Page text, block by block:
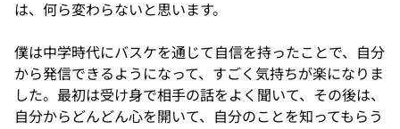
は、何ら変わらないと思います。
僕は中学時代にバスケを通じて自信を持ったことで、自分
から発信できるようになって、すごく気持ちが楽になりま
した。最初は受け身で相手の話をよく聞いて、その後は、
自分からどんどん心を開いて、自分のことを知ってもらう